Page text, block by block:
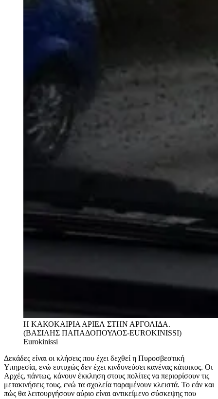
Η ΚΑΚΟΚΑΙΡΙΑ ΑΡΙΕΛ ΣΤΗΝ ΑΡΓΟΛΙΔΑ.
(ΒΑΣΙΛΗΣ ΠΑΠΑΔΟΠΟΥΛΟΣ-EUROKINISSI)
Eurokinissi
Δεκάδες είναι οι κλήσεις που έχει δεχθεί η Πυροσβεστική
Υπηρεσία, ενώ ευτυχώς δεν έχει κινδυνεύσει κανένας κάτοικος. Οι
Αρχές, πάντως, κάνουν έκκληση στους πολίτες να περιορίσουν τις
μετακινήσεις τους, ενώ τα σχολεία παραμένουν κλειστά. Το εάν και
πώς θα λειτουργήσουν αύριο είναι αντικείμενο σύσκεψης που